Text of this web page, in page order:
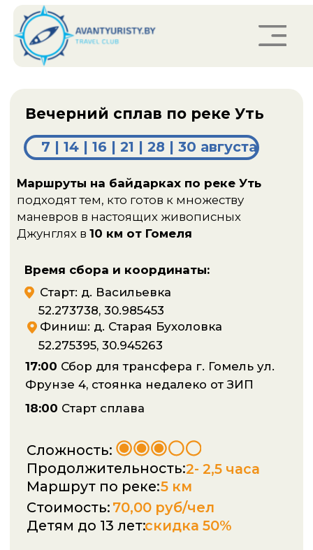
Заказать звонок
Финиш: д. Старая Бухоловка
18:00Старт сплава
Фрунзе 4, стоянка недалеко от ЗИП
скидка 50%
Детям до 13 лет:
5 км
Маршрут по реке:
70,00 руб/чел
Стоимость:
2- 2,5 часа
Продолжительность:
Сложность:
7 | 14 | 16 | 21 | 28 | 30 августа
Забронировать в Instagram
подходят тем, кто готов к множеству
маневров в настоящих живописных
52.273738, 30.985453
Время сбора и координаты:
Старт: д. Васильевка